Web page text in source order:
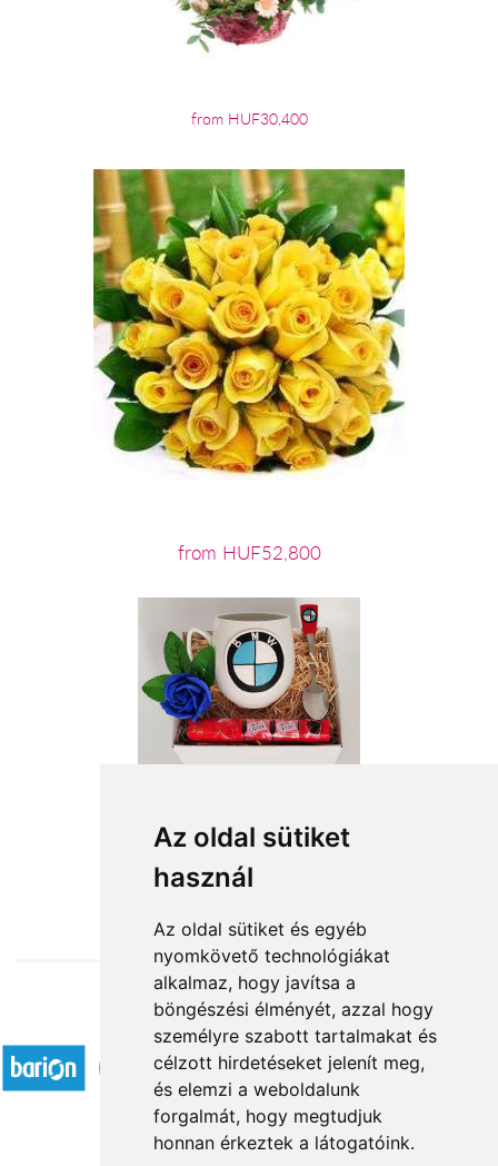
Az oldal sütiket
használ
Az oldal sütiket és egyéb
nyomkövető technológiákat
alkalmaz, hogy javítsa a
böngészési élményét, azzal hogy
személyre szabott tartalmakat és
célzott hirdetéseket jelenít meg,
és elemzi a weboldalunk
forgalmát, hogy megtudjuk
honnan érkeztek a látogatóink.
from HUF30,400
from HUF52,800
from HUF11,800
Accepted payment methods